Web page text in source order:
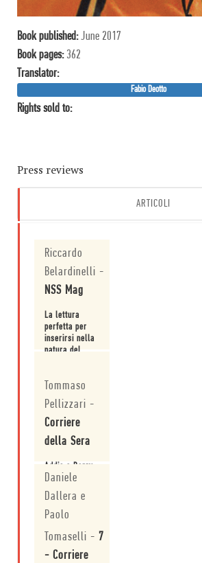
Book published:June 2017
Book pages: 362
Translator:
Fabio Deotto
Rights sold to:
Press reviews
ARTICOLI
Riccardo
Belardinelli -
NSS Mag
La lettura
perfetta per
inserirsi nella
natura del
passando
attraverso le
sue
fondamenta
anche
della cultura
olandese.
Tommaso
Pellizzari -
Corriere
della Sera
Addio a Barry
Hulshoff, il
pilastro
dell'Ajax di
Cruyff.
Daniele
Dallera e
Paolo
Tomaselli - 7
- Corriere